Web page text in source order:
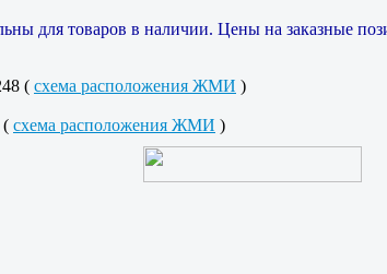
для товаров в наличии. Цены на заказные
( схема расположения ЖМИ )
( схема расположения ЖМИ )